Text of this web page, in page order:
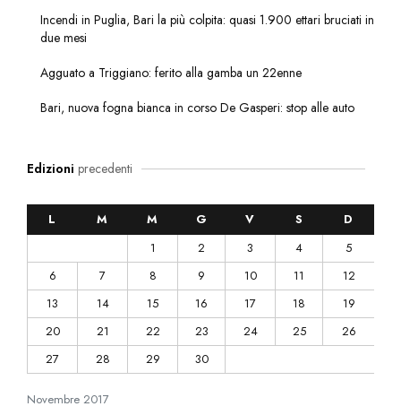
Incendi in Puglia, Bari la più colpita: quasi 1.900 ettari bruciati in
due mesi
Agguato a Triggiano: ferito alla gamba un 22enne
Bari, nuova fogna bianca in corso De Gasperi: stop alle auto
Edizioni precedenti
Novembre 2017
L M M G V S
D
1
2 3 4
5
6
7 8 9 10 11
12
13
14 15 16 17 18
19
20
21 22 23 24 25
26
27
28 29 30